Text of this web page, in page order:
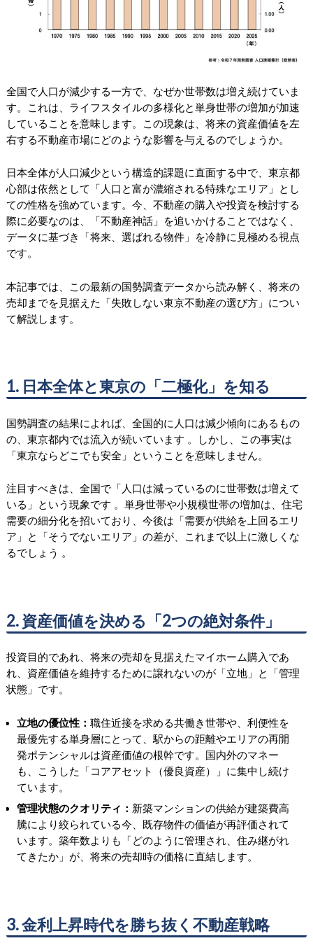
全国で人口が減少する一方で、なぜか世帯数は増え続けていま
す。これは、ライフスタイルの多様化と単身世帯の増加が加速
していることを意味します。この現象は、将来の資産価値を左
右する不動産市場にどのような影響を与えるのでしょうか。
日本全体が人口減少という構造的課題に直面する中で、東京都
心部は依然として「人口と富が濃縮される特殊なエリア」とし
ての性格を強めています。今、不動産の購入や投資を検討する
際に必要なのは、「不動産神話」を追いかけることではなく、
データに基づき「将来、選ばれる物件」を冷静に見極める視点
です。
本記事では、この最新の国勢調査データから読み解く、将来の
売却までを見据えた「失敗しない東京不動産の選び方」につい
て解説します。
1. 日本全体と東京の「二極化」を知る
国勢調査の結果によれば、全国的に人口は減少傾向にあるもの
の、東京都内では流入が続いています 。しかし、この事実は
「東京ならどこでも安全」ということを意味しません。
注目すべきは、全国で「人口は減っているのに世帯数は増えて
いる」という現象です 。単身世帯や小規模世帯の増加は、住宅
需要の細分化を招いており、今後は「需要が供給を上回るエリ
ア」と「そうでないエリア」の差が、これまで以上に激しくな
るでしょう 。
2. 資産価値を決める「2つの絶対条件」
投資目的であれ、将来の売却を見据えたマイホーム購入であ
れ、資産価値を維持するために譲れないのが「立地」と「管理
状態」です。
立地の優位性：職住近接を求める共働き世帯や、利便性を
最優先する単身層にとって、駅からの距離やエリアの再開
発ポテンシャルは資産価値の根幹です。国内外のマネー
も、こうした「コアアセット（優良資産）」に集中し続け
ています。
管理状態のクオリティ： 新築マンションの供給が建築費高
騰により絞られている今、既存物件の価値が再評価されて
います。築年数よりも「どのように管理され、住み継がれ
てきたか」が、将来の売却時の価格に直結します。
3. 金利上昇時代を勝ち抜く不動産戦略